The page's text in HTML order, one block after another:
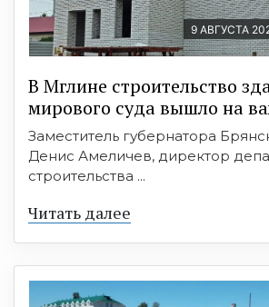
9 АВГУСТА
В Мглине строительство
мирового суда вышло на
Заместитель губернатора
Денис Амеличев, директор
строительства ...
Читать далее